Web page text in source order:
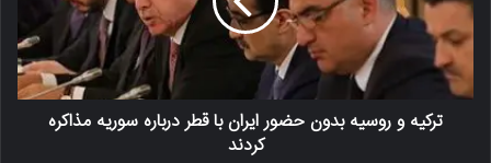
ترکیه و روسیه بدون حضور ایران با قطر درباره سوریه مذاکره
کردند